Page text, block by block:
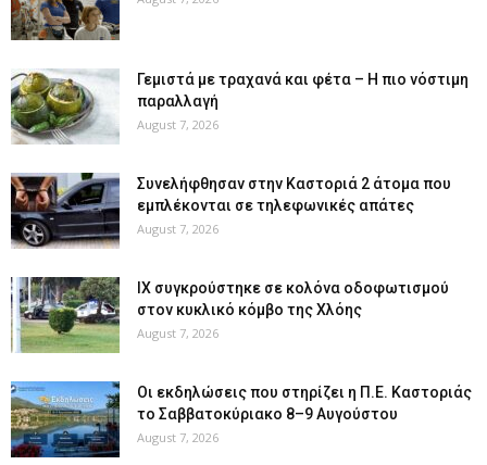
Γεμιστά με τραχανά και φέτα – Η πιο νόστιμη
παραλλαγή
August 7, 2026
Συνελήφθησαν στην Καστοριά 2 άτομα που
εμπλέκονται σε τηλεφωνικές απάτες
August 7, 2026
ΙΧ συγκρούστηκε σε κολόνα οδοφωτισμού
στον κυκλικό κόμβο της Χλόης
August 7, 2026
Οι εκδηλώσεις που στηρίζει η Π.Ε. Καστοριάς
το Σαββατοκύριακο 8–9 Αυγούστου
August 7, 2026